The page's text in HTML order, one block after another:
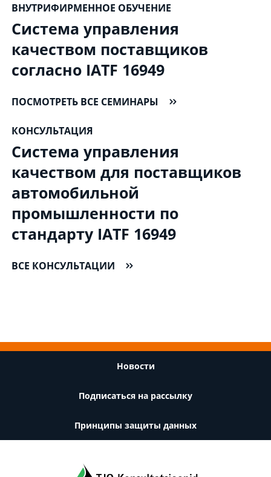
ВНУТРИФИРМЕННОЕ ОБУЧЕНИЕ
Система управления
качеством поставщиков
согласно IATF 16949
ПОСМОТРЕТЬ ВСЕ СЕМИНАРЫ
КОНСУЛЬТАЦИЯ
Система управления
качеством для поставщиков
автомобильной
промышленности по
стандарту IATF 16949
ВСЕ КОНСУЛЬТАЦИИ
Новости
Подписаться на рассылку
Принципы защиты данных